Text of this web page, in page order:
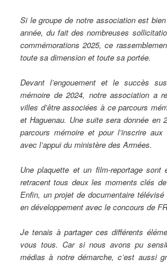
Si le groupe de notre association est
année, du fait des nombreuses
commémorations 2025, ce
toute sa dimension et toute sa portée.
Devant l’engouement et le succès
mémoire de 2024, notre association a
villes d’être associées à ce parcours
et Haguenau. Une suite sera donnée en
parcours mémoire et pour l’inscrire aux
avec l’appui du ministère des Armées.
Une plaquette et un film-reportage sont
retracent tous deux les moments clés
Enfin, un projet de documentaire
en développement avec le concours de
Je tenais à partager ces différents
vous tous. Car si nous avons pu
médias à notre démarche, c’est aussi